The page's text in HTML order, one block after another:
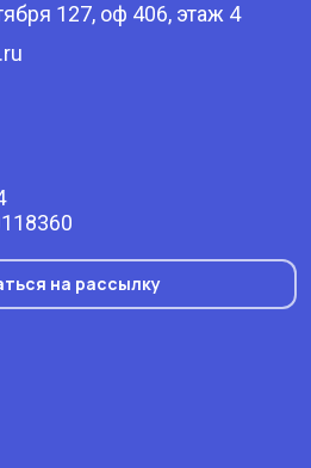
127, оф 406, этаж 4
на рассылку